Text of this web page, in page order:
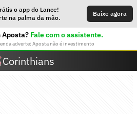
o app do Lance!
na palma da mão.
Baixe agora
Fale com o assistente.
adverte: Aposta não é investimento
Corinthians